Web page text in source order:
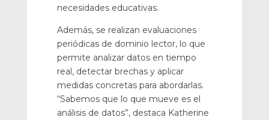
necesidades educativas.
Además, se realizan evaluaciones
periódicas de dominio lector, lo que
permite analizar datos en tiempo
real, detectar brechas y aplicar
medidas concretas para abordarlas.
“Sabemos que lo que mueve es el
análisis de datos”, destaca Katherine